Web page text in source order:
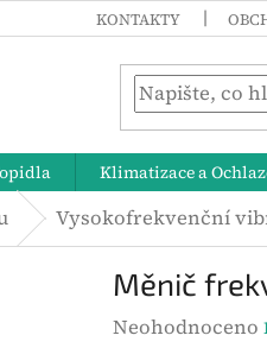
KONTAKTY
Klimatizace a
Vysokofrekvenční
Měnič
P
Neohodnoceno